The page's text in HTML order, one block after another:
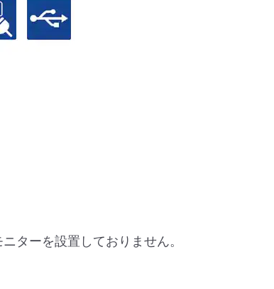
ターを設置しておりません。